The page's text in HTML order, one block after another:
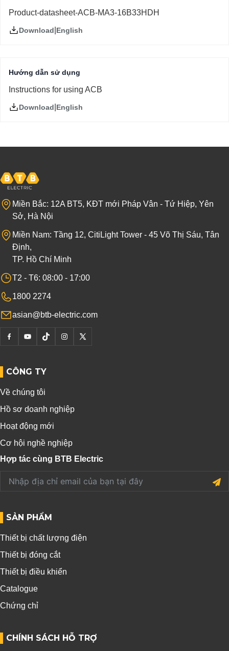
Product-datasheet-ACB-MA3-16B33HDH
Download English
Hướng dẫn sử dụng
Instructions for using ACB
Download English
Miền Bắc: 12A BT5, KĐT mới Pháp Vân - Tứ Hiệp, Yên
Sở, Hà Nội
Miền Nam: Tầng 12, CitiLight Tower - 45 Võ Thị Sáu, Tân
Định,
TP. Hồ Chí Minh
T2 - T6: 08:00 - 17:00
1800 2274
asian@btb-electric.com
CÔNG TY
Về chúng tôi
Hồ sơ doanh nghiệp
Hoạt động mới
Cơ hội nghề nghiệp
Hợp tác cùng BTB Electric
SẢN PHẨM
Thiết bị chất lượng điện
Thiết bị đóng cắt
Thiết bị điều khiển
Catalogue
Chứng chỉ
CHÍNH SÁCH HỖ TRỢ